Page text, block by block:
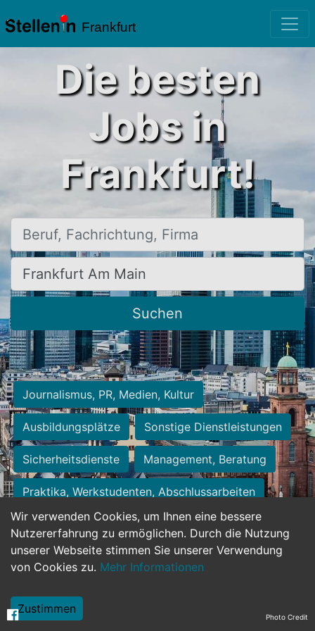
Frankfurt
Wir verwenden Cookies, um Ihnen eine bessere
Nutzererfahrung zu ermöglichen. Durch die Nutzung
unserer Webseite stimmen Sie unserer Verwendung
von Cookies zu. Mehr Informationen
Zustimmen
Die besten
Jobs in
Frankfurt!
Beruf, Fachrichtung, Firma
Ort, Stadt
Suchen
Journalismus, PR, Medien, Kultur
Ausbildungsplätze Sonstige Dienstleistungen
Sicherheitsdienste Management, Beratung
Praktika, Werkstudenten, Abschlussarbeiten
Personalwesen Assistenz, Sekretariat
Hilfskräfte, Aushilfs- und Nebenjobs
Weiterbildung, Studium, duale Ausbildung Photo Credit